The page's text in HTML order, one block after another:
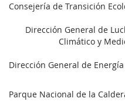
Consejería de Transición
Dirección General de
Climático y
Dirección General de Energía
Parque Nacional de la